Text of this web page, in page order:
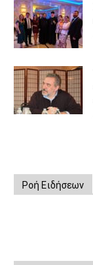
Ροή Ειδήσεων